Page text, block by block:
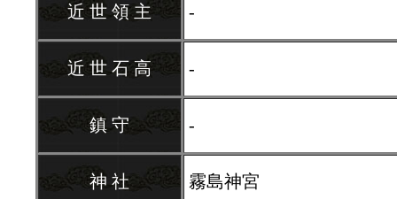
近 世 領 主 -
近 世 石 高 -
鎮 守 -
神 社 霧島神宮